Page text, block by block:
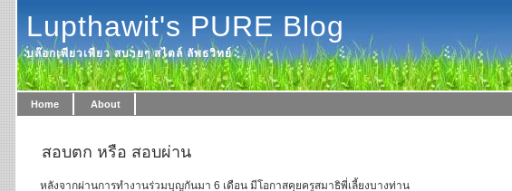
Lupthawit's PURE Blog
บล๊อกเพียวเพียว สบายๆ สไตล์ ลัพธวิทย์
Home About
สอบตก หรือ สอบผ่าน
หลังจากผ่านการทำงานร่วมบุญกันมา 6 เดือน มีโอกาสคุยครูสมาธิพี่เลี้ยงบางท่าน